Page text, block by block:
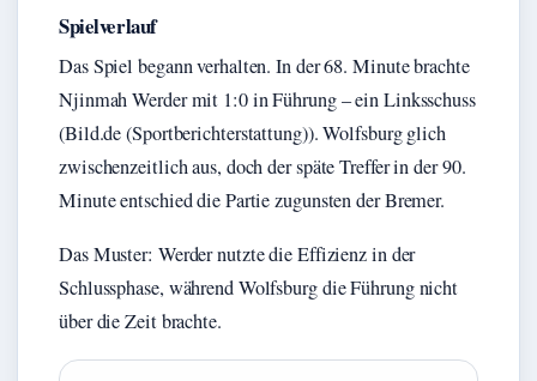
Spielverlauf
Das Spiel begann verhalten. In der 68. Minute brachte
Njinmah Werder mit 1:0 in Führung – ein Linksschuss
(Bild.de (Sportberichterstattung)). Wolfsburg glich
zwischenzeitlich aus, doch der späte Treffer in der 90.
Minute entschied die Partie zugunsten der Bremer.
Das Muster: Werder nutzte die Effizienz in der
Schlussphase, während Wolfsburg die Führung nicht
über die Zeit brachte.